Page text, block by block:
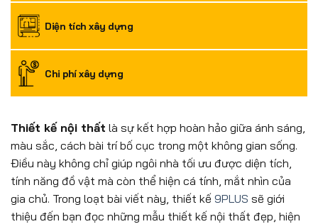
Diện tích xây dựng
Chi phí xây dựng
Thiết kế nội thất là sự kết hợp hoàn hảo giữa ánh sáng,
màu sắc, cách bài trí bố cục trong một không gian sống.
Điều này không chỉ giúp ngôi nhà tối ưu được diện tích,
tính năng đồ vật mà còn thể hiện cá tính, mắt nhìn của
gia chủ. Trong loạt bài viết này, thiết kế 9PLUS sẽ giới
thiệu đến bạn đọc những mẫu thiết kế nội thất đẹp, hiện